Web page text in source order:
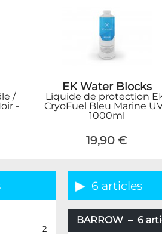
/
-
EK Water Blocks
Liquide de protection
CryoFuel Bleu Marine
1000ml
19,90 €
2
6 articles
BARROW – 6